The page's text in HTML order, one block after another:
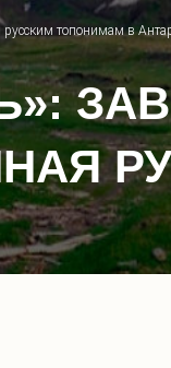
русским топонимам в